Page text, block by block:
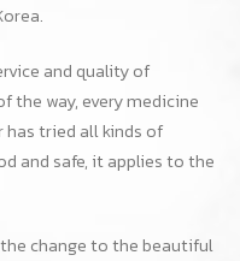
and quality of
the way, every medicine
has tried all kinds of
and safe, it applies to the
change to the beautiful